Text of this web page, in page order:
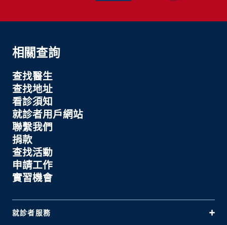
相關查詢
查找醫生
查找地址
看診須知
就診者用戶網站
聯繫我們
捐款
查找活動
申請工作
實習機會
就診者服務